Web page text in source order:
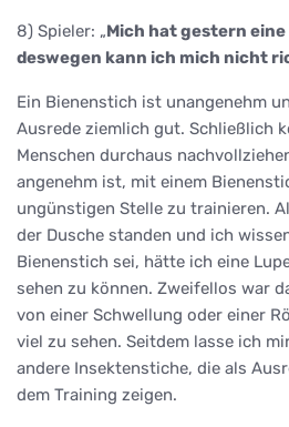
8) Spieler: „Mich hat gestern
deswegen kann ich mich nicht
Ein Bienenstich ist unangenehm
Ausrede ziemlich gut. Schließlich
Menschen durchaus
angenehm ist, mit einem
ungünstigen Stelle zu trainieren.
der Dusche standen und ich
Bienenstich sei, hätte ich eine
sehen zu können. Zweifellos war
von einer Schwellung oder einer
viel zu sehen. Seitdem lasse ich
andere Insektenstiche, die als
dem Training zeigen.